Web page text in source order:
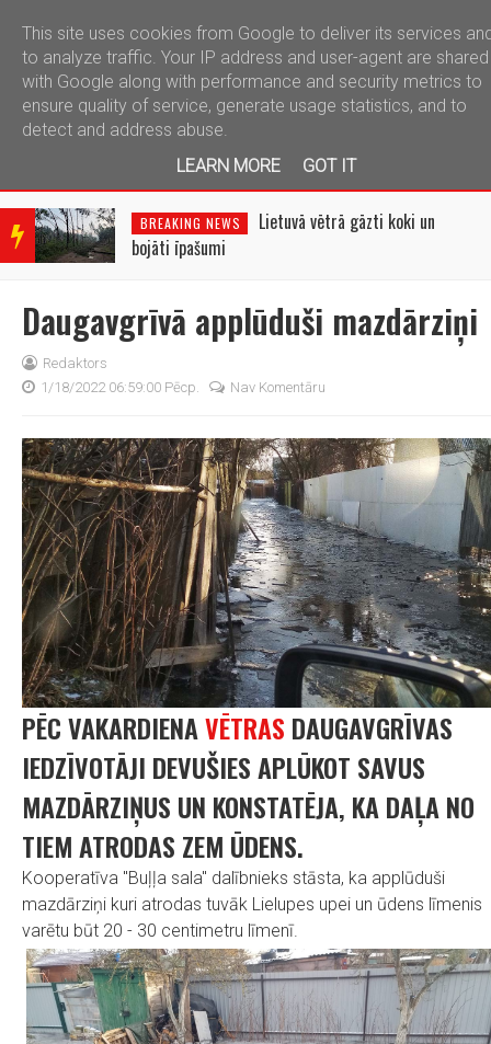
telegram
BRE
AKIN
NEW
BREAKING NEWS
Lietuvā vētrā gāzti koki un
bojāti īpašumi
Daugavgrīvā applūduši mazdārziņi
Redaktors
1/18/2022 06:59:00 Pēcp.
Nav Komentāru
PĒC VAKARDIENAVĒTRAS DAUGAVGRĪVAS
IEDZĪVOTĀJI DEVUŠIES APLŪKOT SAVUS
MAZDĀRZIŅUS UN KONSTATĒJA, KA DAĻA NO
TIEM ATRODAS ZEM ŪDENS.
Kooperatīva "Buļļa sala" dalībnieks stāsta, ka applūduši
mazdārziņi kuri atrodas tuvāk Lielupes upei un ūdens līmenis
varētu būt 20 - 30 centimetru līmenī.
This site uses cookies from Google to deliver its services
to analyze traffic. Your IP address and user-agent are shared
with Google along with performance and security metrics to
ensure quality of service, generate usage statistics, and to
detect and address abuse.
LEARN MORE
GOT IT